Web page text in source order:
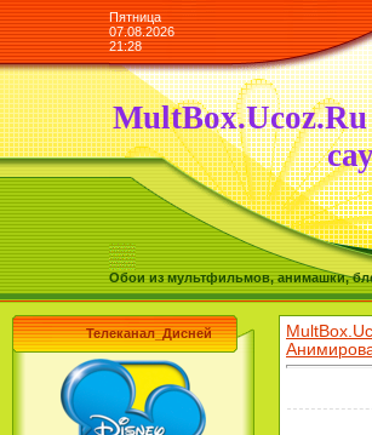
Пятница
07.08.2026
21:28
Обои из мультфильмов, анимашки,
Телеканал_Дисней